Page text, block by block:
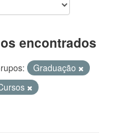
encontrados
Graduação